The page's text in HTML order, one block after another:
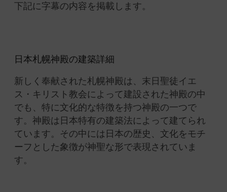
下記に字幕の内容を掲載します。
日本札幌神殿の建築詳細
新しく奉献された札幌神殿は、末日聖徒イエ
ス・キリスト教会によって建設された神殿の中
でも、特に文化的な特徴を持つ神殿の一つで
す。 神殿は日本特有の建築法によって建てられ
ています。その中には日本の歴史、文化をモチ
ーフとした象徴が神聖な形で表現されていま
す。